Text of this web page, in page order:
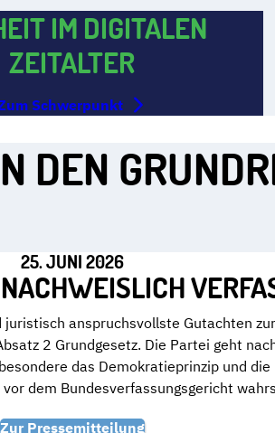
IM DIGITALEN
ZEITALTER
Schwerpunkt
DEN
25. JUNI 2026
anspruchsvollste Gutachten
2 Grundgesetz. Die Partei geht
das Demokratieprinzip und
dem Bundesverfassungsgericht
Zur Pressemitteilung